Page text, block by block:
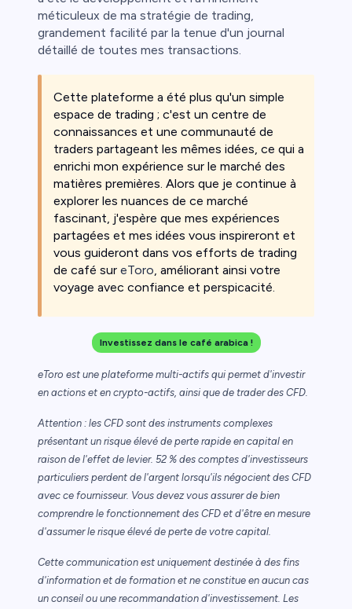
méticuleux de ma stratégie de trading,
grandement facilité par la tenue d'un journal
détaillé de toutes mes transactions.
Cette plateforme a été plus qu'un simple
espace de trading ; c'est un centre de
connaissances et une communauté de
traders partageant les mêmes idées, ce qui a
enrichi mon expérience sur le marché des
matières premières. Alors que je continue à
explorer les nuances de ce marché
fascinant, j'espère que mes expériences
partagées et mes idées vous inspireront et
vous guideront dans vos efforts de trading
de café sur eToro , améliorant ainsi votre
voyage avec confiance et perspicacité.
Investissez dans le café arabica !
eToro est une plateforme multi-actifs qui permet d'investir
en actions et en crypto-actifs, ainsi que de trader des CFD.
Attention : les CFD sont des instruments complexes
présentant un risque élevé de perte rapide en capital en
raison de l'effet de levier. 52 % des comptes d'investisseurs
particuliers perdent de l'argent lorsqu'ils négocient des CFD
avec ce fournisseur. Vous devez vous assurer de bien
comprendre le fonctionnement des CFD et d'être en mesure
d'assumer le risque élevé de perte de votre capital.
Cette communication est uniquement destinée à des fins
d'information et de formation et ne constitue en aucun cas
un conseil ou une recommandation d'investissement. Les